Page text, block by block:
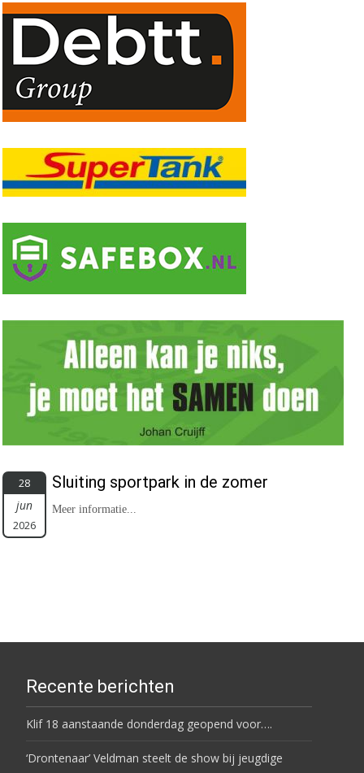
28
jun
2026
Sluiting sportpark in de zomer
Meer informatie...
Recente berichten
Klif 18 aanstaande donderdag geopend voor….
‘Drontenaar’ Veldman steelt de show bij jeugdige